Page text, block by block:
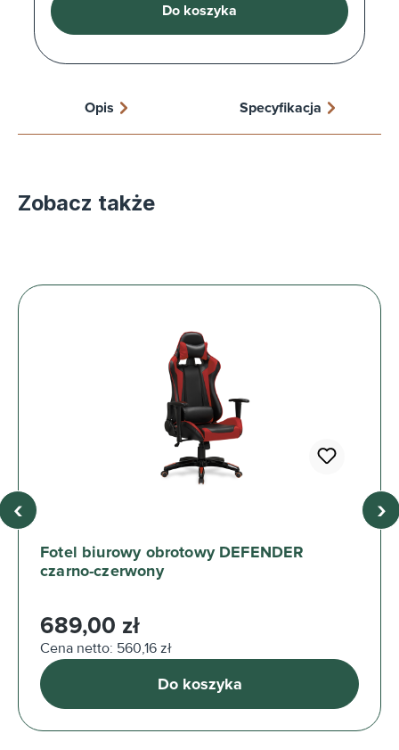
Do koszyka
Opis Specyfikacja
Zobacz także
Fotel biurowy obrotowy DEFENDER
czarno-czerwony
Cena regularna:
689,00 zł
Cena netto: 560,16 zł
Do koszyka
‹ ›